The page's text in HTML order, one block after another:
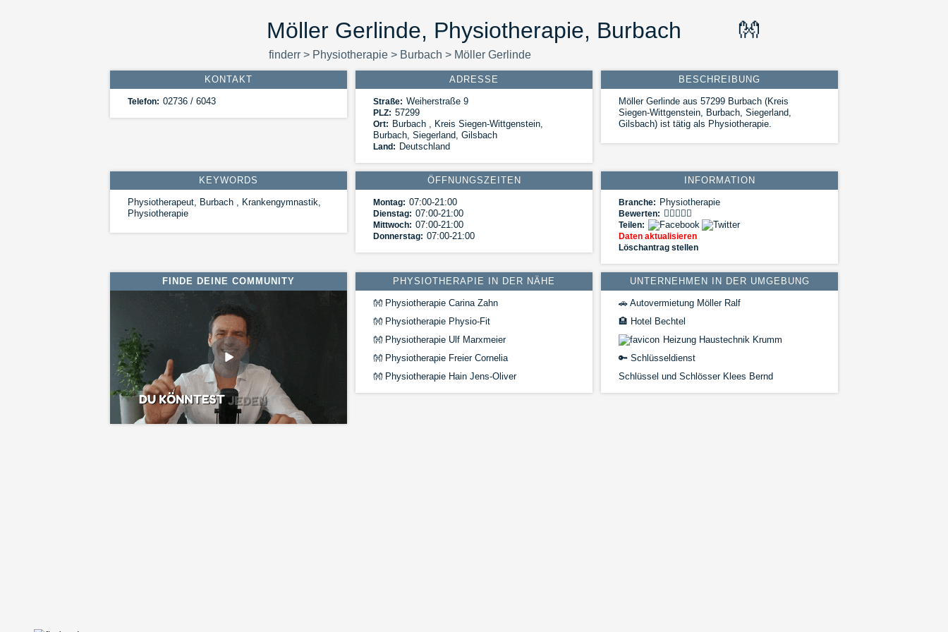
Möller Gerlinde, Physiotherapie, Burbach 👐
finderr > Physiotherapie > Burbach > Möller Gerlinde
KONTAKT
Telefon: 02736 / 6043
ADRESSE
Straße: Weiherstraße 9
PLZ: 57299
Ort: Burbach , Kreis Siegen-Wittgenstein,
Burbach, Siegerland, Gilsbach
Land: Deutschland
BESCHREIBUNG
Möller Gerlinde aus 57299 Burbach (Kreis
Siegen-Wittgenstein, Burbach, Siegerland,
Gilsbach) ist tätig als Physiotherapie.
KEYWORDS
Physiotherapeut, Burbach , Krankengymnastik,
Physiotherapie
ÖFFNUNGSZEITEN
Montag: 07:00-21:00
Dienstag: 07:00-21:00
Mittwoch: 07:00-21:00
Donnerstag: 07:00-21:00
INFORMATION
Branche: Physiotherapie
Bewerten:
Teilen:
Daten aktualisieren
Löschantrag stellen
FINDE DEINE COMMUNITY PHYSIOTHERAPIE IN DER NÄHE
👐 Physiotherapie Carina Zahn
👐 Physiotherapie Physio-Fit
👐 Physiotherapie Ulf Marxmeier
👐 Physiotherapie Freier Cornelia
👐 Physiotherapie Hain Jens-Oliver
UNTERNEHMEN IN DER UMGEBUNG
🚗 Autovermietung Möller Ralf
🏨 Hotel Bechtel
Heizung Haustechnik Krumm
🔑 Schlüsseldienst
Schlüssel und Schlösser Klees Bernd